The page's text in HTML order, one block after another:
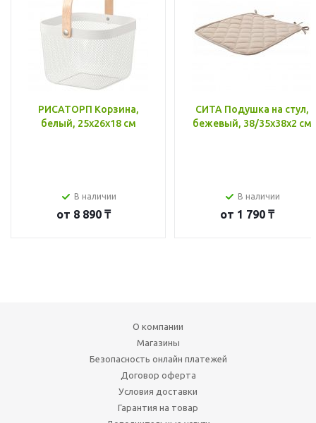
РИСАТОРП Корзина,
белый, 25x26x18 см
В наличии
от 8 890 ₸
СИТА Подушка на стул,
бежевый, 38/35x38x2 см
В наличии
от 1 790 ₸
О компании
Магазины
Безопасность онлайн платежей
Договор оферта
Условия доставки
Гарантия на товар